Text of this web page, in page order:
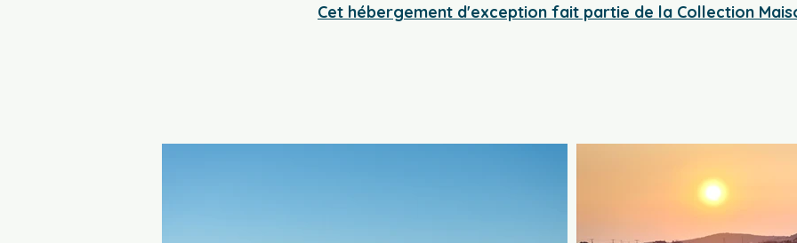
Cet hébergement d'exception fait partie de la Collection